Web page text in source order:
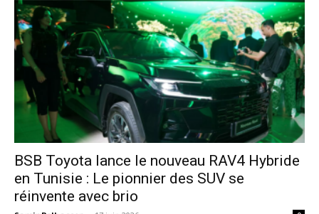
​BSB Toyota lance le nouveau RAV4 Hybride
en Tunisie : Le pionnier des SUV se
réinvente avec brio